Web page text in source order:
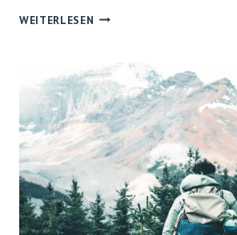
WEITERLESEN THE
FOR
TAKING
CARE
OF
YOUR
BIG
THREE